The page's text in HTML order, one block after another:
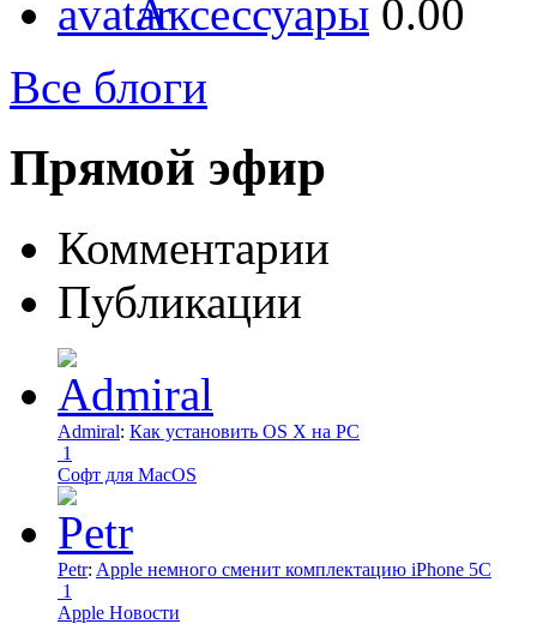
Аксессуары 0.00
Все блоги
Прямой эфир
Комментарии
Публикации
Admiral: Как установить OS X на PC
1
Софт для MacOS
Petr: Apple немного сменит комплектацию iPhone 5C
1
Apple Новости